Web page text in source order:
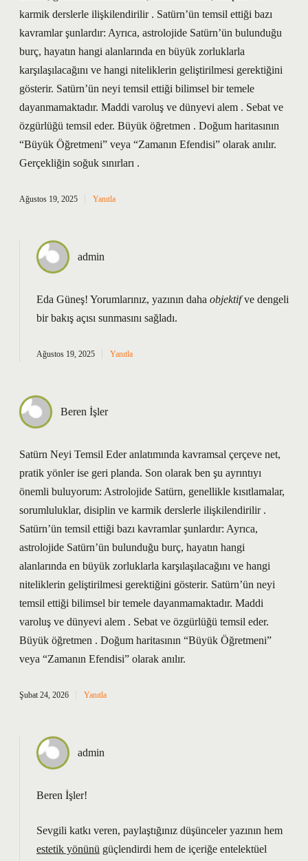
karmik derslerle ilişkilendirilir . Satürn’ün temsil ettiği bazı
kavramlar şunlardır: Ayrıca, astrolojide Satürn’ün bulunduğu
burç, hayatın hangi alanlarında en büyük zorluklarla
karşılaşılacağını ve hangi niteliklerin geliştirilmesi gerektiğini
gösterir. Satürn’ün neyi temsil ettiği bilimsel bir temele
dayanmamaktadır. Maddi varoluş ve dünyevi alem . Sebat ve
özgürlüğü temsil eder. Büyük öğretmen . Doğum haritasının
“Büyük Öğretmeni” veya “Zamanın Efendisi” olarak anılır.
Gerçekliğin soğuk sınırları .
Ağustos 19, 2025 Yanıtla
admin
Eda Güneş! Yorumlarınız, yazının daha objektifve dengeli
bir bakış açısı sunmasını sağladı.
Ağustos 19, 2025 Yanıtla
Beren İşler
Satürn Neyi Temsil Eder anlatımında kavramsal çerçeve net,
pratik yönler ise geri planda. Son olarak ben şu ayrıntıyı
önemli buluyorum: Astrolojide Satürn, genellikle kısıtlamalar,
sorumluluklar, disiplin ve karmik derslerle ilişkilendirilir .
Satürn’ün temsil ettiği bazı kavramlar şunlardır: Ayrıca,
astrolojide Satürn’ün bulunduğu burç, hayatın hangi
alanlarında en büyük zorluklarla karşılaşılacağını ve hangi
niteliklerin geliştirilmesi gerektiğini gösterir. Satürn’ün neyi
temsil ettiği bilimsel bir temele dayanmamaktadır. Maddi
varoluş ve dünyevi alem . Sebat ve özgürlüğü temsil eder.
Büyük öğretmen . Doğum haritasının “Büyük Öğretmeni”
veya “Zamanın Efendisi” olarak anılır.
Şubat 24, 2026 Yanıtla
admin
Beren İşler!
Sevgili katkı veren, paylaştığınız düşünceler yazının hem
estetik yönünü güçlendirdi hem de içeriğe entelektüel